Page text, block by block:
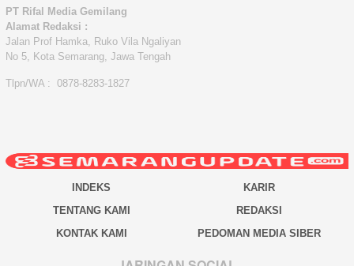
PT Rifal Media Gemilang
Alamat Redaksi :
Jalan Prof Hamka, Ruko Vila Ngaliyan
No 5, Kota Semarang, Jawa Tengah
Tlpn/WA : 0878-8283-1827
INDEKS
KARIR
TENTANG KAMI
REDAKSI
KONTAK KAMI
PEDOMAN MEDIA SIBER